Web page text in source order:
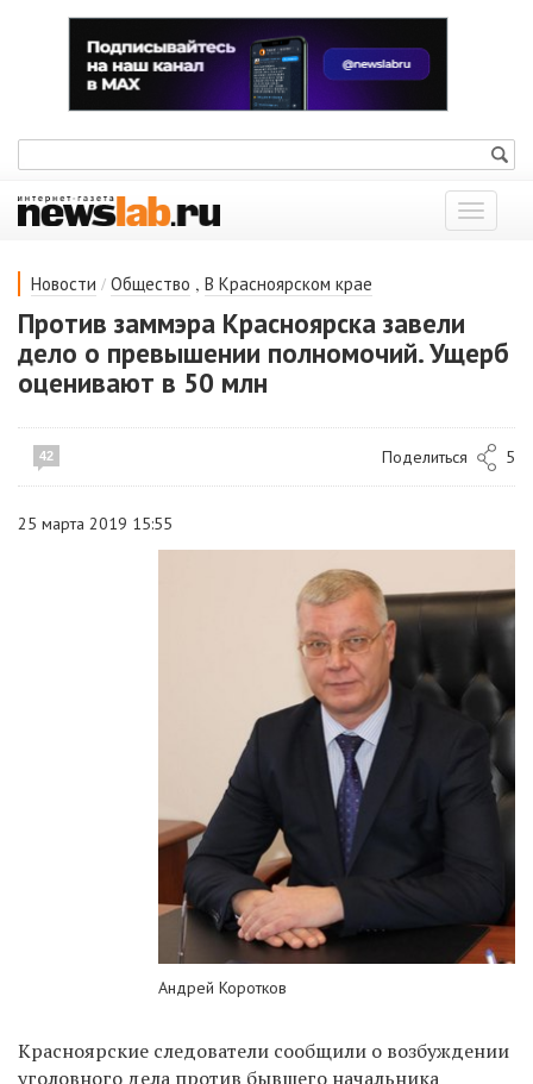
Показать
меню
Новости / Общество , В Красноярском крае
Против заммэра Красноярска завели
дело о превышении полномочий. Ущерб
оценивают в 50 млн
42 Поделиться 5
25 марта 2019 15:55
Андрей Коротков
Красноярские следователи сообщили о возбуждении
уголовного дела против бывшего начальника